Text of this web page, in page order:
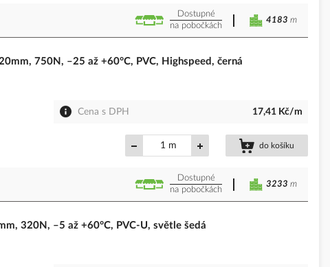
Dostupné
na pobočkách
4183 m
750N, –25 až +60°C, PVC, Highspeed, černá
Cena s DPH 17,41 Kč/m
m do košíku
Dostupné
na pobočkách
3233 m
320N, –5 až +60°C, PVC-U, světle šedá